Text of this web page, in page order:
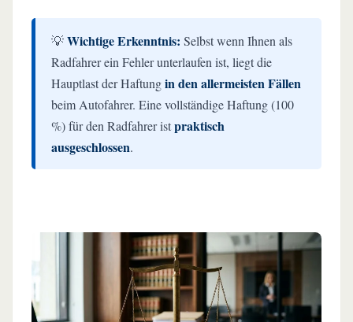
💡Wichtige Erkenntnis: Selbst wenn Ihnen als
Radfahrer ein Fehler unterlaufen ist, liegt die
Hauptlast der Haftungin den allermeisten Fällen
beim Autofahrer. Eine vollständige Haftung (100
%) für den Radfahrer istpraktisch
ausgeschlossen.